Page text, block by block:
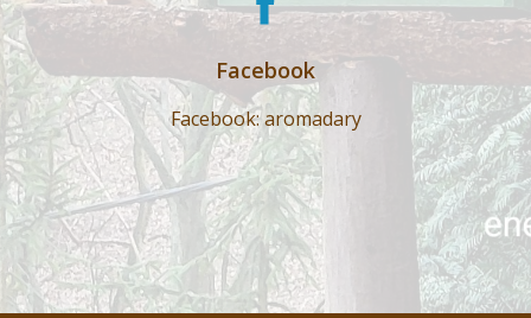
Facebook
Facebook: aromadary